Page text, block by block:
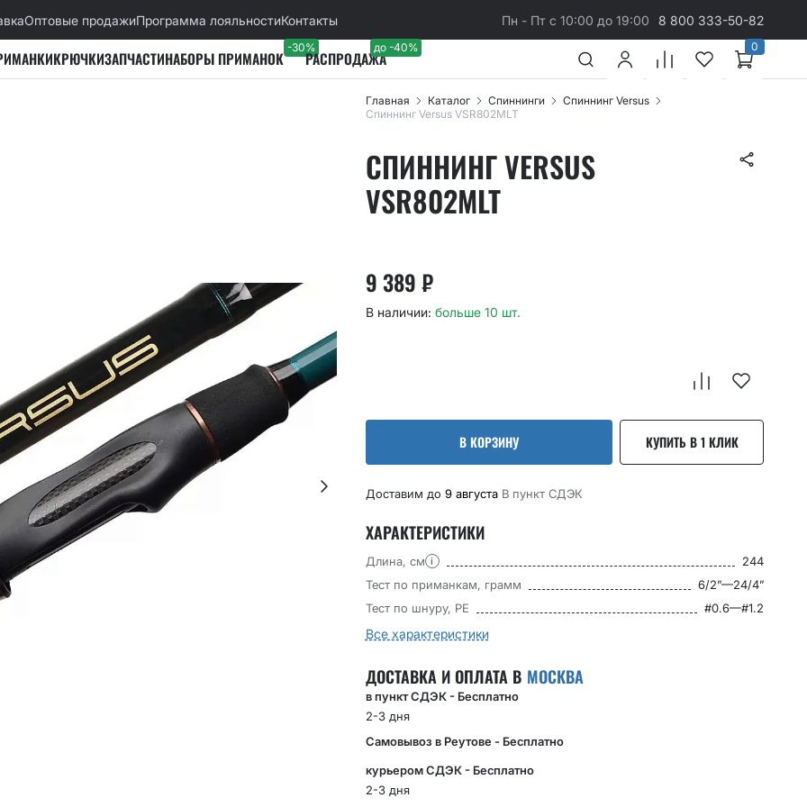
Оптовые продажиПрограмма лояльностиКонтакты Пн - Пт с 10:00 до 19:00 8 800 333-50-82
КРЮЧКИЗАПЧАСТИНАБОРЫ ПРИМАНОК
-30%
РАСПРОДАЖА
до -40% 0
Главная Каталог Спиннинги
Спиннинг Versus
Спиннинг Versus VSR802MLT
СПИННИНГ VERSUS
VSR802MLT
9 389₽
В наличии: больше 10 шт.
В КОРЗИНУ КУПИТЬ В 1 КЛИК
Доставим до 9 августа В пункт CДЭК
ХАРАКТЕРИСТИКИ
Длина, см i
244
Тест по приманкам, грамм
6/2”—24/4”
Тест по шнуру, РЕ
#0.6—#1.2
Все характеристики
ДОСТАВКА И ОПЛАТА В МОСКВА
в пункт СДЭК - Бесплатно
2-3 дня
Самовывоз в Реутове - Бесплатно
курьером СДЭК - Бесплатно
2-3 дня